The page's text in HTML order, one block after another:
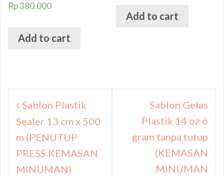
Rp380.000
Add to cart
Add to cart
Navigasi
posSablon Plastik
Sealer 13 cm x 500
m (PENUTUP
PRESS KEMASAN
MINUMAN)
Sablon Gelas
Plastik 14 oz 6
gram tanpa tutup
(KEMASAN
MINUMAN